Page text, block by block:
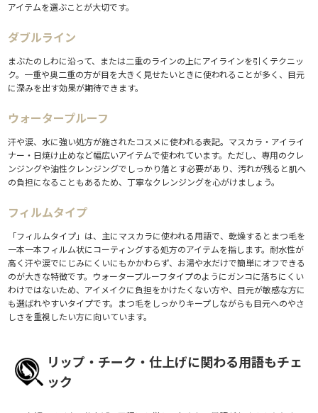
アイテムを選ぶことが大切です。
ダブルライン
まぶたのしわに沿って、または二重のラインの上にアイラインを引くテクニッ
ク。一重や奥二重の方が目を大きく見せたいときに使われることが多く、目元
に深みを出す効果が期待できます。
ウォータープルーフ
汗や涙、水に強い処方が施されたコスメに使われる表記。マスカラ・アイライ
ナー・日焼け止めなど幅広いアイテムで使われています。ただし、専用のクレ
ンジングや油性クレンジングでしっかり落とす必要があり、汚れが残ると肌へ
の負担になることもあるため、丁寧なクレンジングを心がけましょう。
フィルムタイプ
「フィルムタイプ」は、主にマスカラに使われる用語で、乾燥するとまつ毛を
一本一本フィルム状にコーティングする処方のアイテムを指します。耐水性が
高く汗や涙でにじみにくいにもかかわらず、お湯や水だけで簡単にオフできる
のが大きな特徴です。ウォータープルーフタイプのようにガンコに落ちにくい
わけではないため、アイメイクに負担をかけたくない方や、目元が敏感な方に
も選ばれやすいタイプです。まつ毛をしっかりキープしながらも目元へのやさ
しさを重視したい方に向いています。
リップ・チーク・仕上げに関わる用語もチェ
ック